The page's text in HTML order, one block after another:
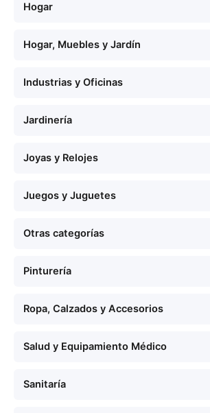
Hogar
Hogar, Muebles y Jardín
Industrias y Oficinas
Jardinería
Joyas y Relojes
Juegos y Juguetes
Otras categorías
Pinturería
Ropa, Calzados y Accesorios
Salud y Equipamiento Médico
Sanitaría